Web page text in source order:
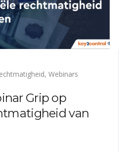
, Webinars
Grip op
van